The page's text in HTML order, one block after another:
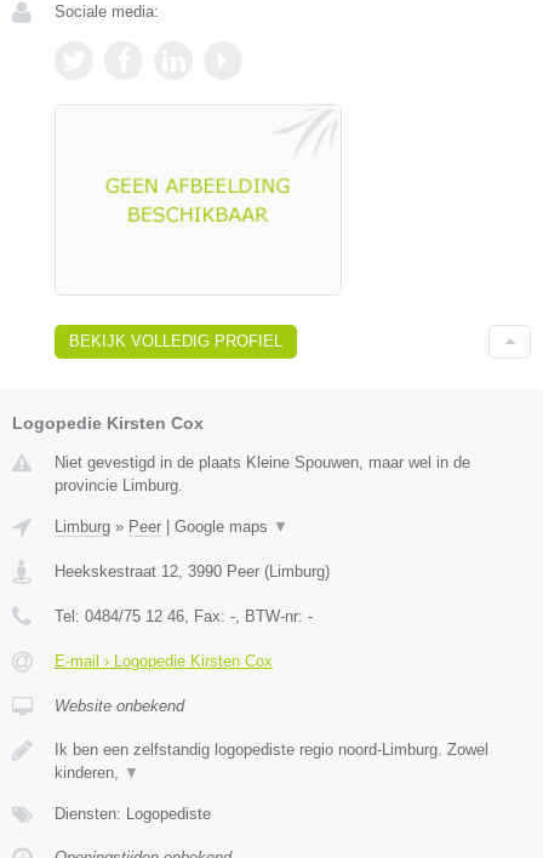
Sociale media:
BEKIJK VOLLEDIG PROFIEL
Logopedie Kirsten Cox
Niet gevestigd in de plaats Kleine Spouwen, maar wel in de
provincie Limburg.
Limburg » Peer Google maps ▼
Heekskestraat 12, 3990 Peer (Limburg)
Tel: 0484/75 12 46, Fax: -, BTW-nr: -
E-mail › Logopedie Kirsten Cox
Website onbekend
Ik ben een zelfstandig logopediste regio noord-Limburg. Zowel
kinderen, ▼
Diensten: Logopediste